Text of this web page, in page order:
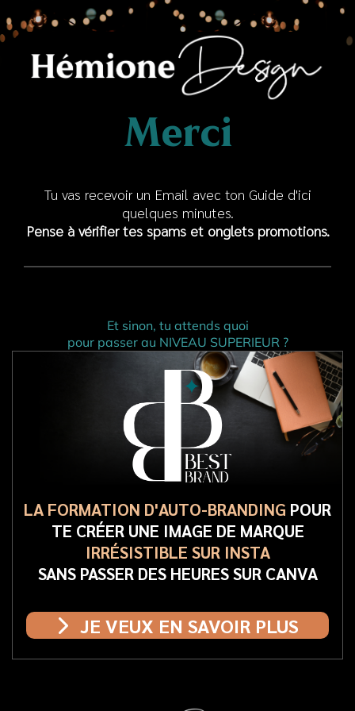
Merci
Tu vas recevoir un Email avec ton Guide d'ici
quelques minutes.
Pense à vérifier tes spams et onglets promotions.
Et sinon, tu attends quoi
pour passer au NIVEAU SUPERIEUR ?
LA FORMATION D'AUTO-BRANDING POUR
TE CRÉER UNE IMAGE DE MARQUE
IRRÉSISTIBLE SUR INSTA
SANS PASSER DES HEURES SUR CANVA
JE VEUX EN SAVOIR PLUS